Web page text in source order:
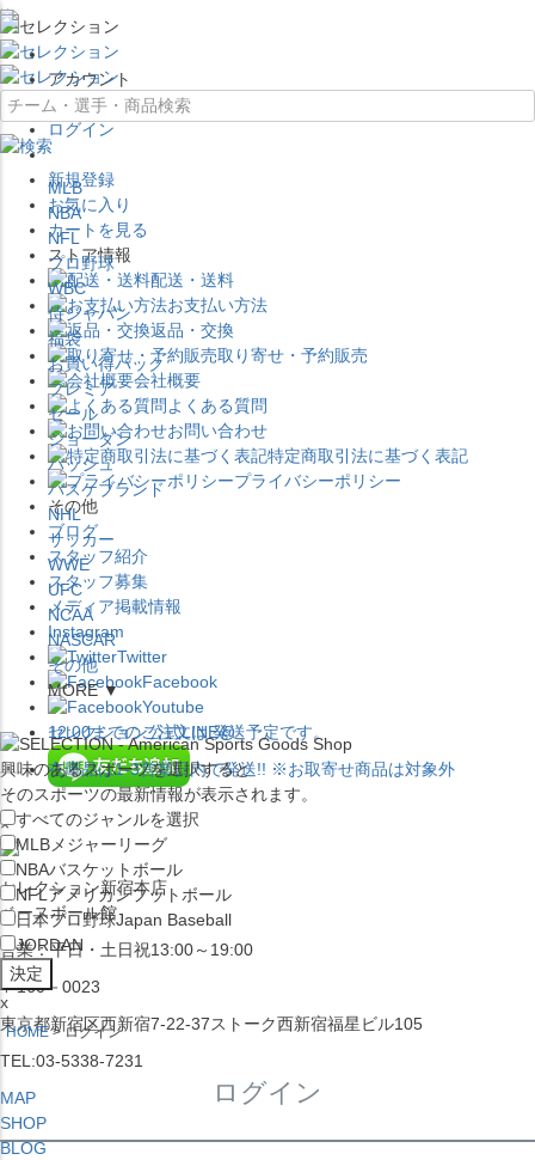
×
アカウント
ログイン
新規登録
お気に入り
カートを見る
ストア情報
配送・送料
お支払い方法
返品・交換
取り寄せ・予約販売
会社概要
よくある質問
お問い合わせ
特定商取引法に基づく表記
プライバシーポリシー
その他
ブログ
スタッフ紹介
スタッフ募集
メディア掲載情報
Instagram
Twitter
Facebook
Youtube
セレクション公式LINE@
×
セレクション新宿本店
ベースボール館
営業：平日・土日祝13:00～19:00
〒160－0023
東京都新宿区西新宿7-22-37ストーク西新宿福星ビル105
TEL:03-5338-7231
MAP
SHOP
BLOG
MLB
NBA
NFL
プロ野球
WBC
侍ジャパン
福袋
お買い得パック
プレミア
セール
ジョーダン
バッシュ
バスケブランド
NHL
サッカー
WWE
UFC
NCAA
NASCAR
その他
MORE ▼
12:00までのご注文は発送予定です。
在庫品は1-3営業日内で発送!! ※お取寄せ商品は対象外
興味のあるスポーツを選択すると
そのスポーツの最新情報が表示されます。
すべてのジャンルを選択
MLB メジャーリーグ
NBAバスケットボール
NFLアメリカンフットボール
日本プロ野球Japan Baseball
JORDAN
x
HOME ログイン
ログイン